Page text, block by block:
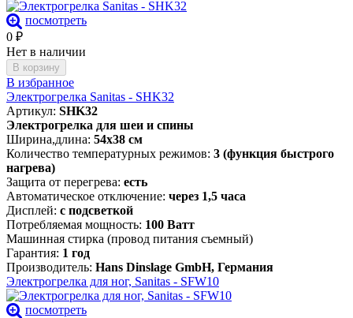
посмотреть
0 ₽
Нет в наличии
В корзину
В избранное
Электрогрелка Sanitas - SHK32
Артикул: SHK32
Электрогрелка для шеи и спины
Ширина,длина: 54х38 см
Количество температурных режимов: 3 (функция быстрого
нагрева)
Защита от перегрева: есть
Автоматическое отключение: через 1,5 часа
Дисплей: с подсветкой
Потребляемая мощность: 100 Ватт
Машинная стирка (провод питания съемный)
Гарантия: 1 год
Производитель: Hans Dinslage GmbH, Германия
Электрогрелка для ног, Sanitas - SFW10
посмотреть